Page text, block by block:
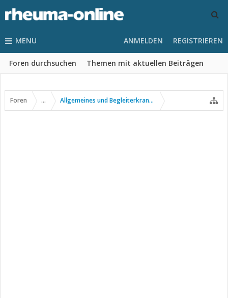
MENU
Foren durchsuchen Themen mit aktuellen Beiträgen
ANMELDEN REGISTRIEREN
Foren ... Allgemeines und Begleiterkrankungen